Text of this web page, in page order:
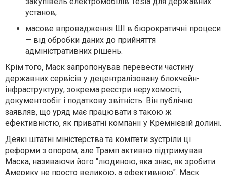
установ;
масове впровадження ШІ в бюрократичні процеси
— від обробки даних до прийняття
адміністративних рішень.
Крім того, Маск запропонував перевести частину
державних сервісів у децентралізовану блокчейн-
інфраструктуру, зокрема реєстри нерухомості,
документообіг і податкову звітність. Він публічно
заявляв, що уряд має працювати з такою ж
ефективністю, як приватні компанії у Кремнієвій долині.
Деякі штатні міністерства та комітети зустріли ці
реформи з опором, але Трамп активно підтримував
Маска, називаючи його "людиною, яка знає, як зробити
Америку не просто великою, а ефективною". Маск